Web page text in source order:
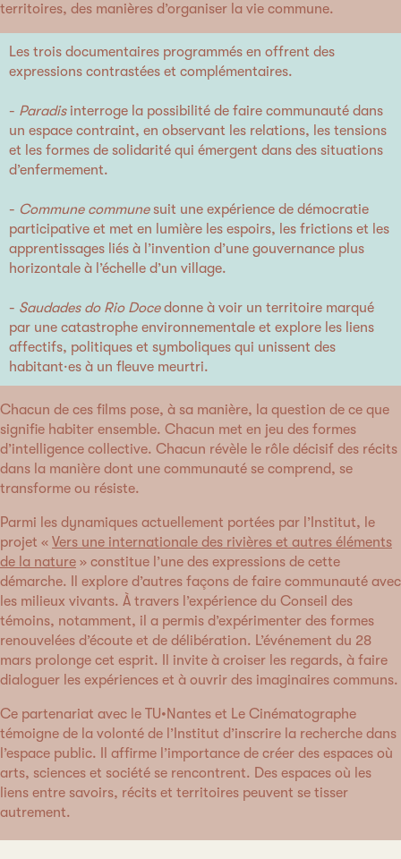
territoires, des manières d’organiser la vie commune.
Les trois documentaires programmés en offrent des
expressions contrastées et complémentaires.
- Paradisinterroge la possibilité de faire communauté dans
un espace contraint, en observant les relations, les tensions
et les formes de solidarité qui émergent dans des situations
d’enfermement.
- Commune communesuit une expérience de démocratie
participative et met en lumière les espoirs, les frictions et les
apprentissages liés à l’invention d’une gouvernance plus
horizontale à l’échelle d’un village.
- Saudades do Rio Docedonne à voir un territoire marqué
par une catastrophe environnementale et explore les liens
affectifs, politiques et symboliques qui unissent des
habitant·es à un fleuve meurtri.
Chacun de ces films pose, à sa manière, la question de ce que
signifie habiter ensemble. Chacun met en jeu des formes
d’intelligence collective. Chacun révèle le rôle décisif des récits
dans la manière dont une communauté se comprend, se
transforme ou résiste.
Parmi les dynamiques actuellement portées par l’Institut, le
projet « Vers une internationale des rivières et autres éléments
de la nature » constitue l’une des expressions de cette
démarche. Il explore d’autres façons de faire communauté avec
les milieux vivants. À travers l’expérience du Conseil des
témoins, notamment, il a permis d’expérimenter des formes
renouvelées d’écoute et de délibération. L’événement du 28
mars prolonge cet esprit. Il invite à croiser les regards, à faire
dialoguer les expériences et à ouvrir des imaginaires communs.
Ce partenariat avec le TU•Nantes et Le Cinématographe
témoigne de la volonté de l’Institut d’inscrire la recherche dans
l’espace public. Il affirme l’importance de créer des espaces où
arts, sciences et société se rencontrent. Des espaces où les
liens entre savoirs, récits et territoires peuvent se tisser
autrement.